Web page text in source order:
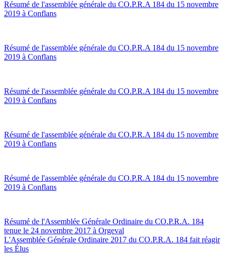
Résumé de l'assemblée générale du CO.P.R.A 184 du 15 novembre
2019 à Conflans
Résumé de l'assemblée générale du CO.P.R.A 184 du 15 novembre
2019 à Conflans
Résumé de l'assemblée générale du CO.P.R.A 184 du 15 novembre
2019 à Conflans
Résumé de l'assemblée générale du CO.P.R.A 184 du 15 novembre
2019 à Conflans
Résumé de l'assemblée générale du CO.P.R.A 184 du 15 novembre
2019 à Conflans
Résumé de l'Assemblée Générale Ordinaire du CO.P.R.A. 184
tenue le 24 novembre 2017 à Orgeval
L'Assemblée Générale Ordinaire 2017 du CO.P.R.A. 184 fait réagir
les Élus